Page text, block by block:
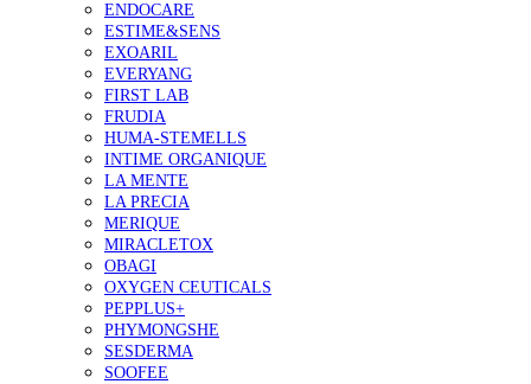
ENDOCARE
ESTIME&SENS
EXOARIL
EVERYANG
FIRST LAB
FRUDIA
HUMA-STEMELLS
INTIME ORGANIQUE
LA MENTE
LA PRECIA
MERIQUE
MIRACLETOX
OBAGI
OXYGEN CEUTICALS
PEPPLUS+
PHYMONGSHE
SESDERMA
SOOFEE